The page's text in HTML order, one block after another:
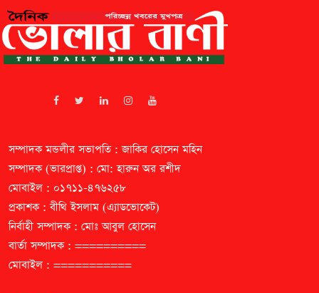
সম্পাদক মন্ডলীর সভাপতি : জাকির হোসেন মহিন
সম্পাদক (ভারপ্রাপ্ত) : মো: হারুন অর রশীদ
মোবাইল : ০১৭১১-৪৭৬২৫৮
প্রকাশক : বীথি ইসলাম (এ্যাডভোকেট)
নির্বাহী সম্পাদক : মোঃ আবুল হোসেন
বার্তা সম্পাদক : ==========
মোবাইল : ===========